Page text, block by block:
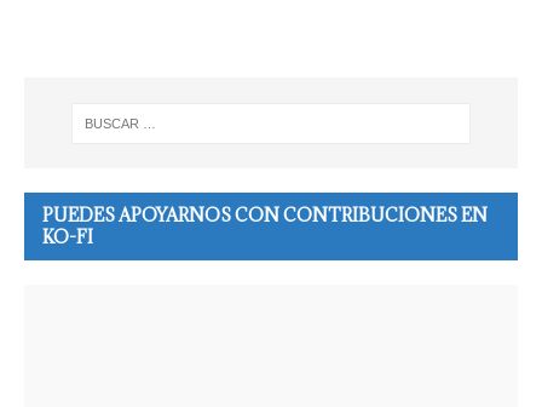
PUEDES APOYARNOS CON CONTRIBUCIONES EN
KO-FI